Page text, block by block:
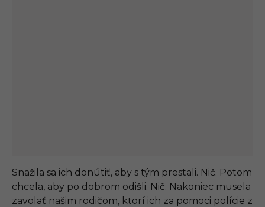
Snažila sa ich donútiť, aby s tým prestali. Nič. Potom
chcela, aby po dobrom odišli. Nič. Nakoniec musela
zavolať našim rodičom, ktorí ich za pomoci polície z